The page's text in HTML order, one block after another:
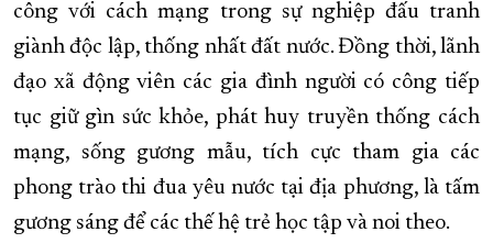
công với cách mạng trong sự nghiệp đấu tranh
giành độc lập, thống nhất đất nước. Đồng thời, lãnh
đạo xã động viên các gia đình người có công tiếp
tục giữ gìn sức khỏe, phát huy truyền thống cách
mạng, sống gương mẫu, tích cực tham gia các
phong trào thi đua yêu nước tại địa phương, là tấm
gương sáng để các thế hệ trẻ học tập và noi theo.